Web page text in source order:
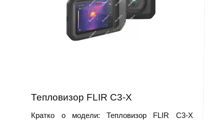
Тепловизор FLIR C3-X
Кратко о модели: Тепловизор FLIR C3-X